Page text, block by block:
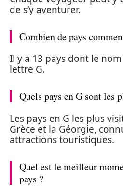
de s’y aventurer.
Combien de pays
Il y a 13 pays dont le
lettre G.
Quels pays en G sont les
Les pays en G les plus
Grèce et la Géorgie,
attractions touristiques.
Quel est le meilleur
pays ?